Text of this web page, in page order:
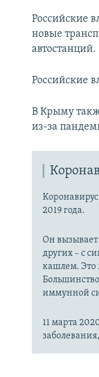
Российские
новые
автостанций.
Российские
В Крыму
из-за
Коронавирус
2019 года.
Он
других – с
кашлем. Это
иммунной
11 марта